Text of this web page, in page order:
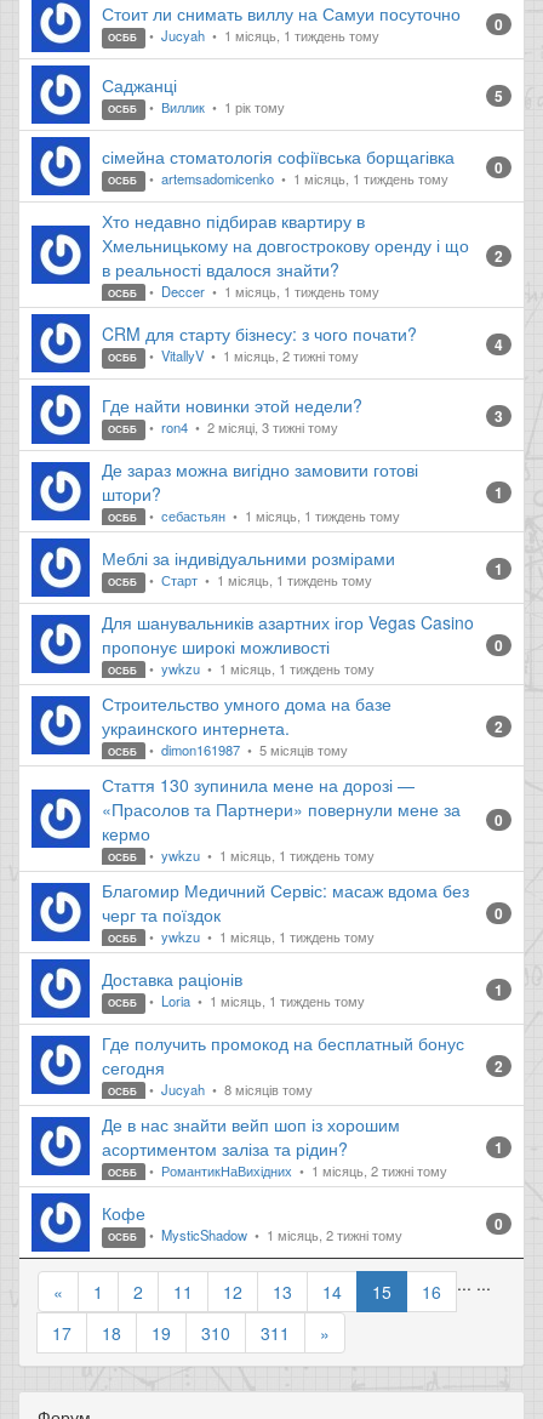
Стоит ли снимать виллу на Самуи посуточно
ОСББ Jucyah 1 місяць, 1 тиждень тому 0
Саджанці
ОСББ Виллик 1 рік тому 5
сімейна стоматологія софіївська борщагівка
ОСББ artemsadomicenko 1 місяць, 1 тиждень тому 0
Хто недавно підбирав квартиру в
Хмельницькому на довгострокову оренду і що
в реальності вдалося знайти?
ОСББ Deccer 1 місяць, 1 тиждень тому
2
CRM для старту бізнесу: з чого почати?
ОСББ VitallyV 1 місяць, 2 тижні тому 4
Где найти новинки этой недели?
ОСББ ron4 2 місяці, 3 тижні тому 3
Де зараз можна вигідно замовити готові
штори?
ОСББ себастьян 1 місяць, 1 тиждень тому
1
Меблі за індивідуальними розмірами
ОСББ Старт 1 місяць, 1 тиждень тому 1
Для шанувальників азартних ігор Vegas Casino
пропонує широкі можливості
ОСББ ywkzu 1 місяць, 1 тиждень тому
0
Строительство умного дома на базе
украинского интернета.
ОСББ dimon161987 5 місяців тому
2
Стаття 130 зупинила мене на дорозі —
«Прасолов та Партнери» повернули мене за
кермо
ОСББ ywkzu 1 місяць, 1 тиждень тому
0
Благомир Медичний Сервіс: масаж вдома без
черг та поїздок
ОСББ ywkzu 1 місяць, 1 тиждень тому
0
Доставка раціонів
ОСББ Loria 1 місяць, 1 тиждень тому 1
Где получить промокод на бесплатный бонус
сегодня
ОСББ Jucyah 8 місяців тому
2
Де в нас знайти вейп шоп із хорошим
асортиментом заліза та рідин?
ОСББ РомантикНаВихідних 1 місяць, 2 тижні тому
1
Кофе
ОСББ MysticShadow 1 місяць, 2 тижні тому 0
« 1 2 ...
11 12 13 14 15
16
17
18 19
...
310 311 »